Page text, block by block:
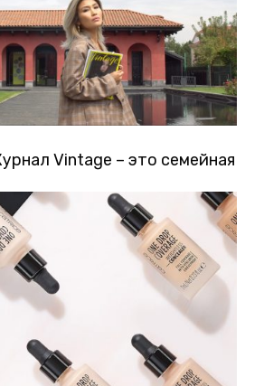
Vintage – это семейная